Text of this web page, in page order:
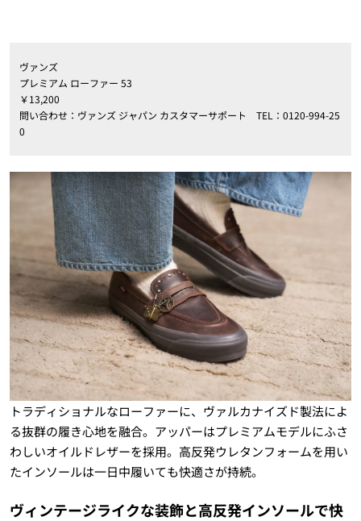
ヴァンズ
プレミアム ローファー 53
￥13,200
問い合わせ：ヴァンズ ジャパン カスタマーサポート TEL：0120-994-25
0
トラディショナルなローファーに、ヴァルカナイズド製法によ
る抜群の履き心地を融合。アッパーはプレミアムモデルにふさ
わしいオイルドレザーを採用。高反発ウレタンフォームを用い
たインソールは一日中履いても快適さが持続。
ヴィンテージライクな装飾と高反発インソールで快